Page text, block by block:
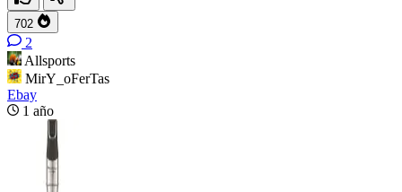
702
2
Allsports
MirY_oFerTas
Ebay
1 año